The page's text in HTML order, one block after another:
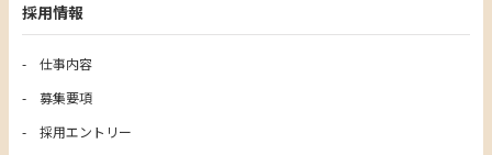
採用情報
仕事内容
募集要項
採用エントリー